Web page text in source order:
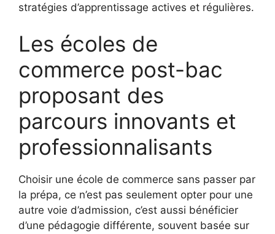
stratégies d’apprentissage actives et régulières.
Les écoles de
commerce post-bac
proposant des
parcours innovants et
professionnalisants
Choisir une école de commerce sans passer par
la prépa, ce n’est pas seulement opter pour une
autre voie d’admission, c’est aussi bénéficier
d’une pédagogie différente, souvent basée sur